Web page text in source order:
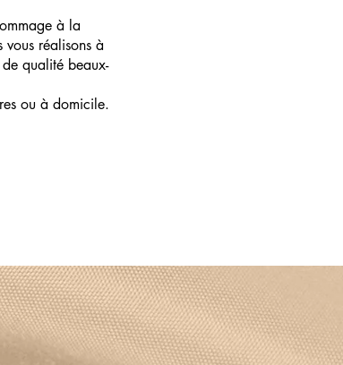
à la
vous réalisons à
qualité beaux-
ou à domicile.